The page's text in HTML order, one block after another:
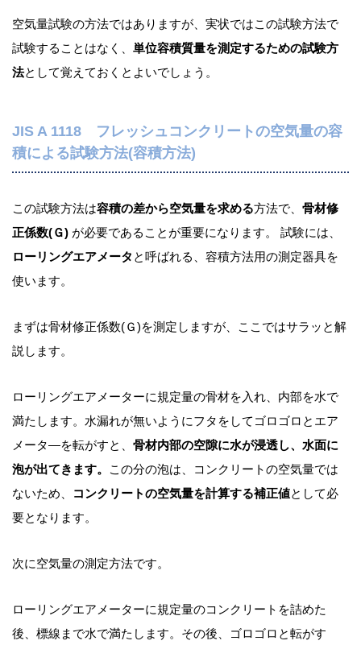
空気量試験の方法ではありますが、実状ではこの試験方法で
試験することはなく、 単位容積質量を測定するための試験方
法として覚えておくとよいでしょう。
JIS A 1118 フレッシュコンクリートの空気量の容
積による試験方法(容積方法)
この試験方法は容積の差から空気量を求める方法で、 骨材修
正係数(Ｇ) が必要であることが重要になります。 試験には、
ローリングエアメータ と呼ばれる、容積方法用の測定器具を
使います。
まずは骨材修正係数(Ｇ)を測定しますが、ここではサラッと解
説します。
ローリングエアメーターに規定量の骨材を入れ、内部を水で
満たします。水漏れが無いようにフタをしてゴロゴロとエア
メータ―を転がすと、 骨材内部の空隙に水が浸透し、水面に
泡が出てきます。
この分の泡は、コンクリートの空気量では
ないため、
コンクリートの空気量を計算する補正値として必
要となります。
次に空気量の測定方法です。
ローリングエアメーターに規定量のコンクリートを詰めた
後、標線まで水で満たします。その後、ゴロゴロと転がす